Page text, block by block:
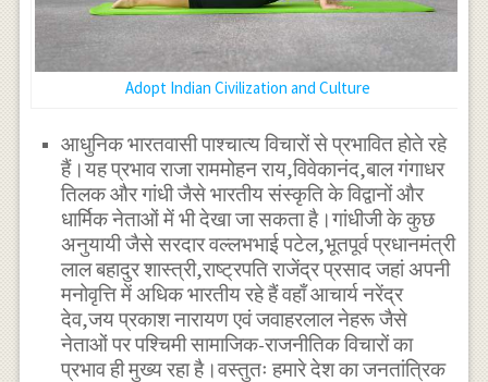
Adopt Indian Civilization and Culture
आधुनिक भारतवासी पाश्चात्य विचारों से प्रभावित होते रहे
हैं।यह प्रभाव राजा राममोहन राय,विवेकानंद,बाल गंगाधर
तिलक और गांधी जैसे भारतीय संस्कृति के विद्वानों और
धार्मिक नेताओं में भी देखा जा सकता है।गांधीजी के कुछ
अनुयायी जैसे सरदार वल्लभभाई पटेल,भूतपूर्व प्रधानमंत्री
लाल बहादुर शास्त्री,राष्ट्रपति राजेंद्र प्रसाद जहां अपनी
मनोवृत्ति में अधिक भारतीय रहे हैं वहाँ आचार्य नरेंद्र
देव,जय प्रकाश नारायण एवं जवाहरलाल नेहरू जैसे
नेताओं पर पश्चिमी सामाजिक-राजनीतिक विचारों का
प्रभाव ही मुख्य रहा है।वस्तुतः हमारे देश का जनतांत्रिक